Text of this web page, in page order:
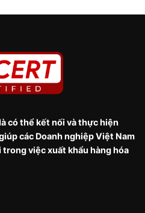
có thể kết nối và thực hiện
các Doanh nghiệp Việt Nam
việc xuất khẩu hàng hóa